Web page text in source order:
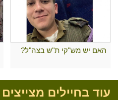
האם יש מש"קי ת"ש בצה"ל?
עוד בחיילים מצייצים